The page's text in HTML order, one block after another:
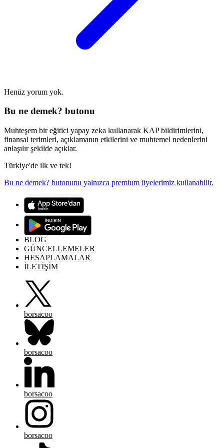
Henüz yorum yok.
Bu ne demek? butonu
Muhteşem bir eğitici yapay zeka kullanarak KAP bildirimlerini,
finansal terimleri, açıklamanın etkilerini ve muhtemel nedenlerini
anlaşılır şekilde açıklar.
Türkiye'de ilk ve tek!
Bu ne demek? butonunu yalnızca premium üyelerimiz kullanabilir.
BLOG
GÜNCELLEMELER
HESAPLAMALAR
İLETİŞİM
borsacoo
borsacoo
borsacoo
borsacoo